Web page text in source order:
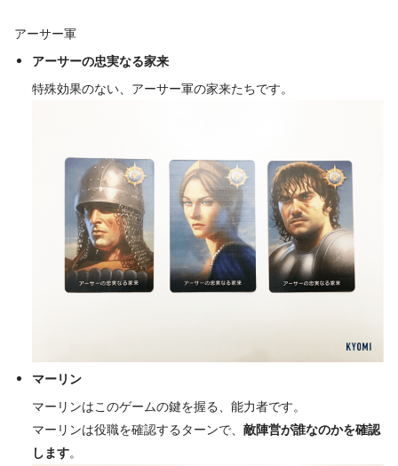
アーサー軍
アーサーの忠実なる家来
特殊効果のない、アーサー軍の家来たちです。
マーリン
マーリンはこのゲームの鍵を握る、能力者です。
マーリンは役職を確認するターンで、敵陣営が誰なのかを確認
します。